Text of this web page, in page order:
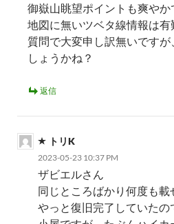
御嶽山眺望ポイントも爽やか
地図に無いツベタ線情報は有
質問で大変申し訳無いです
しょうかね？
返信
トリK
2023-05-23 10:37 PM
ザビエルさん
同じところばかり何度も載
やっと復旧完了していた